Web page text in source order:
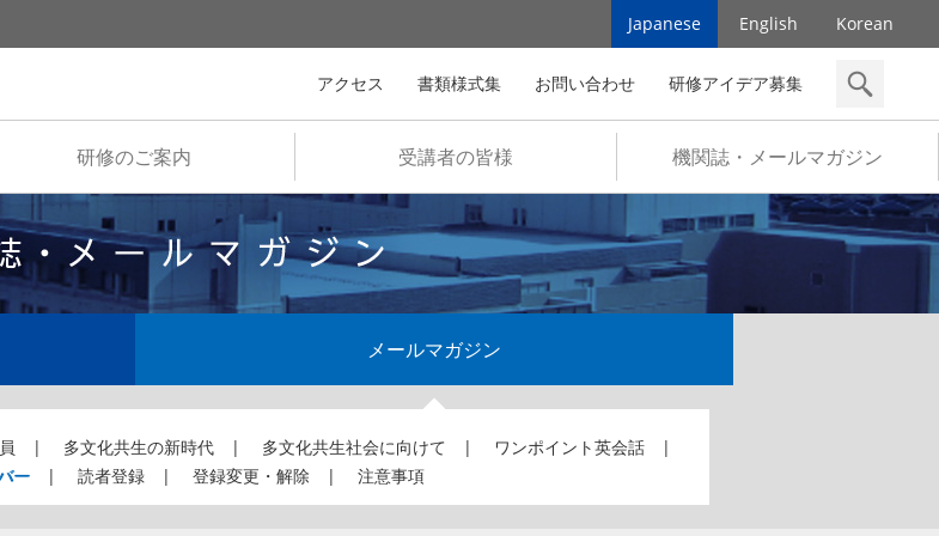
Japanese English Korean
研修のご案内 受講者の皆様 機関誌・メールマガジン
アクセス 書類様式集 お問い合わせ 研修アイデア募集
メールマガジン
多文化共生の新時代 多文化共生社会に向けて
ワンポイント英会話
ー
読者登録 登録変更・解除 注意事項